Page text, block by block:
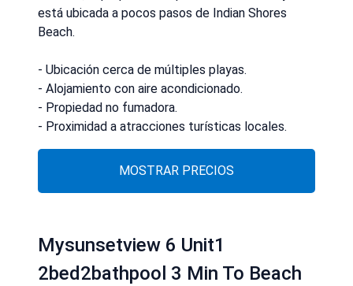
está ubicada a pocos pasos de Indian Shores
Beach.
- Ubicación cerca de múltiples playas.
- Alojamiento con aire acondicionado.
- Propiedad no fumadora.
- Proximidad a atracciones turísticas locales.
MOSTRAR PRECIOS
Mysunsetview 6 Unit1
2bed2bathpool 3 Min To Beach